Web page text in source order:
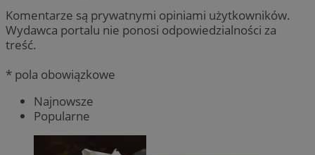
Komentarze są prywatnymi opiniami użytkowników.
Wydawca portalu nie ponosi odpowiedzialności za
treść.
* pola obowiązkowe
Najnowsze
Popularne